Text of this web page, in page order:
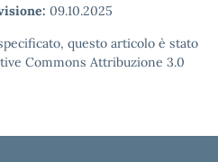
09.10.2025
questo articolo è stato
Commons Attribuzione 3.0